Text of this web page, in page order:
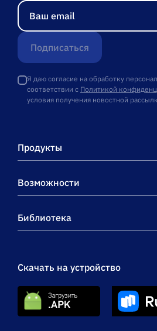
Подписаться
Я даю согласие на обработку
соответствии с Политикой
условия получения новостной
Скачать на устройство
Продукты
Возможности
Библиотека